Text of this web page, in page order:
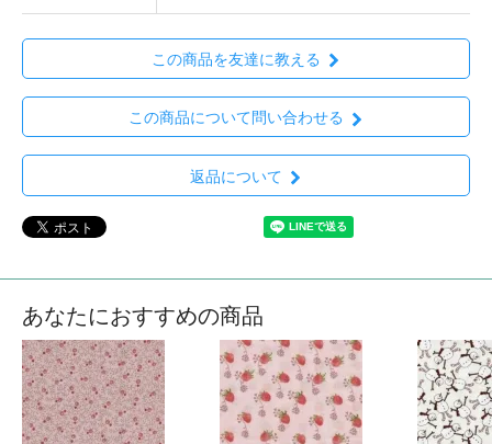
この商品を友達に教える
この商品について問い合わせる
返品について
あなたにおすすめの商品